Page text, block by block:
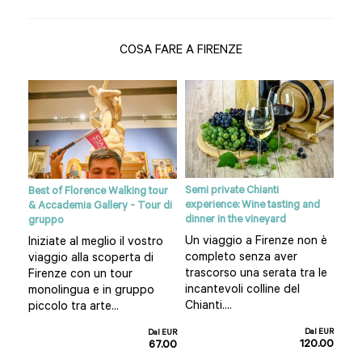
COSA FARE A FIRENZE
Best of Florence Walking tour
& Accademia Gallery - Tour di
gruppo
Iniziate al meglio il vostro
viaggio alla scoperta di
Firenze con un tour
monolingua e in gruppo
piccolo tra arte...
Dal EUR
67.00
Semi private Chianti
experience: Wine tasting and
dinner in the vineyard
Un viaggio a Firenze non è
completo senza aver
trascorso una serata tra le
incantevoli colline del
Chianti....
Dal EUR
120.00